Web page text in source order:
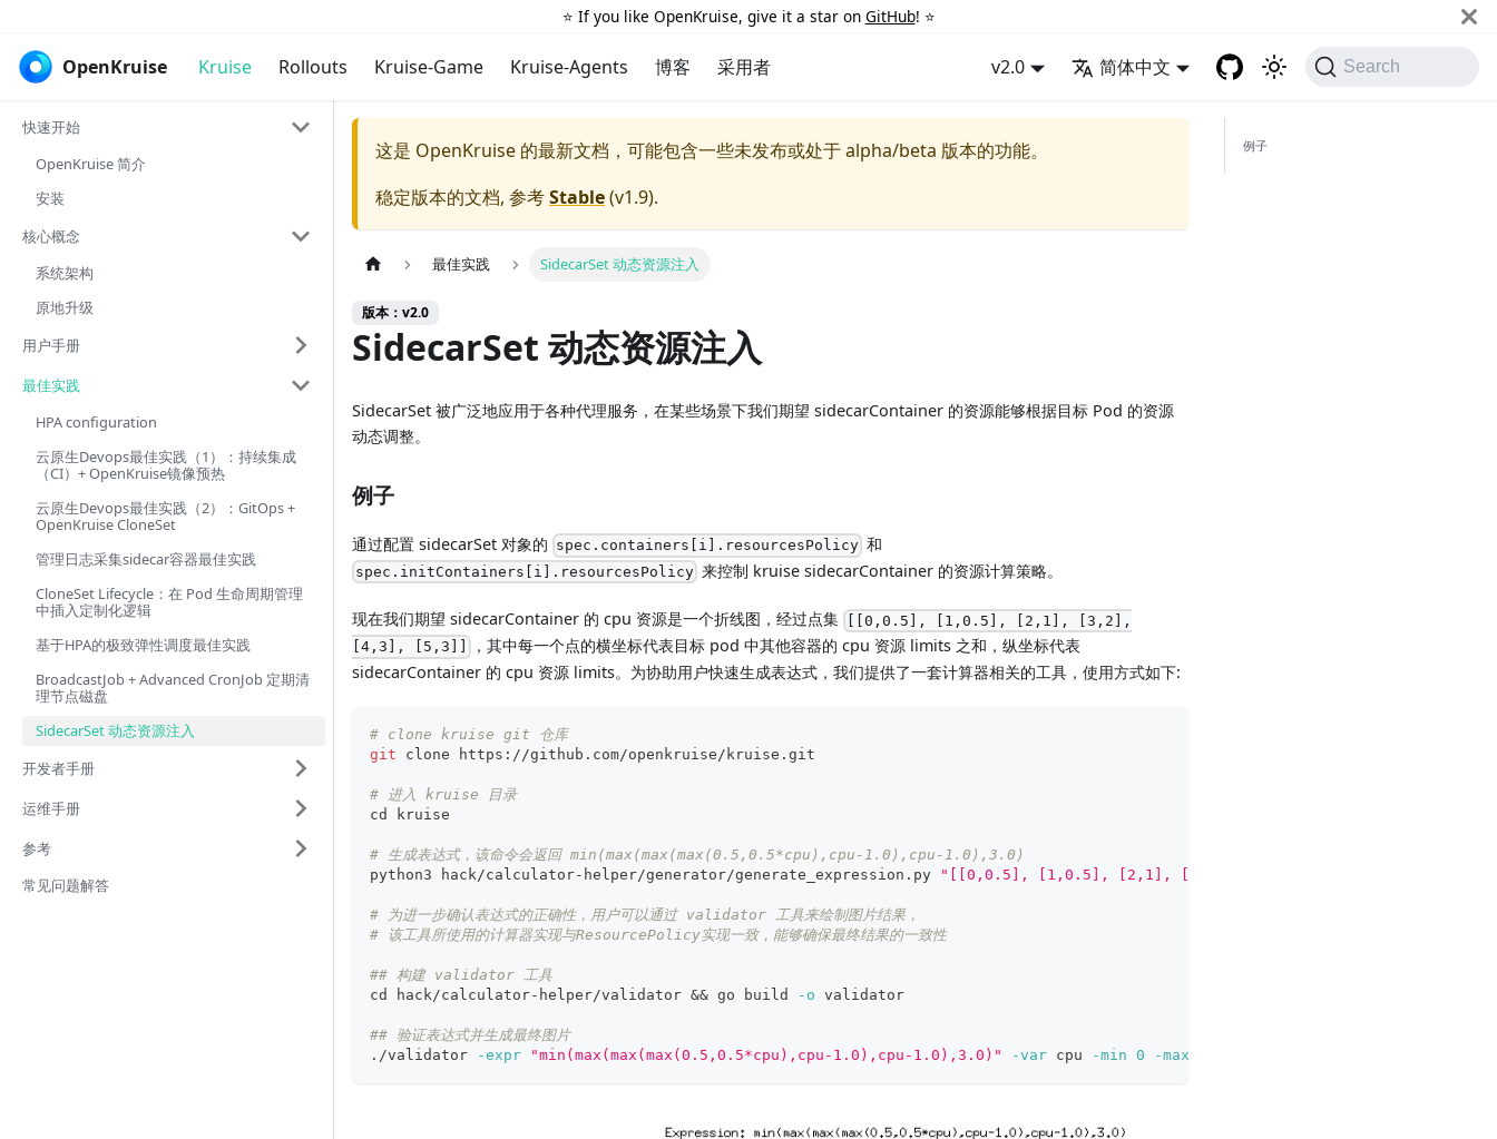
⭐️ If you like OpenKruise, give it a star on GitHub! ⭐️
OpenKruise Kruise Rollouts Kruise-Game Kruise-Agents 博客 采用者 v2.0 简体中文 Search
快速开始
OpenKruise 简介
安装
核心概念
系统架构
原地升级
用户手册
最佳实践
HPA configuration
云原生Devops最佳实践（1）：持续集成
（CI）+ OpenKruise镜像预热
云原生Devops最佳实践（2）：GitOps +
OpenKruise CloneSet
管理日志采集sidecar容器最佳实践
CloneSet Lifecycle：在 Pod 生命周期管理
中插入定制化逻辑
基于HPA的极致弹性调度最佳实践
BroadcastJob + Advanced CronJob 定期清
理节点磁盘
SidecarSet 动态资源注入
开发者手册
运维手册
参考
常见问题解答
这是 OpenKruise 的最新文档，可能包含一些未发布或处于 alpha/beta 版本的功能。
稳定版本的文档, 参考Stable(v1.9).
最佳实践 SidecarSet 动态资源注入
版本：v2.0
SidecarSet 动态资源注入
SidecarSet 被广泛地应用于各种代理服务，在某些场景下我们期望 sidecarContainer 的资源能够根据目标 Pod 的资源
动态调整。
例子
通过配置 sidecarSet 对象的 spec.containers[i].resourcesPolicy 和
spec.initContainers[i].resourcesPolicy 来控制 kruise sidecarContainer 的资源计算策略。
现在我们期望 sidecarContainer 的 cpu 资源是一个折线图，经过点集
[[0,0.5], [1,0.5], [2,1], [3,2],
[4,3], [5,3]]
，其中每一个点的横坐标代表目标 pod 中其他容器的 cpu 资源 limits 之和，纵坐标代表
sidecarContainer 的 cpu 资源 limits。为协助用户快速生成表达式，我们提供了一套计算器相关的工具，使用方式如下:
# clone kruise git 仓库
git clone https://github.com/openkruise/kruise.git
# 进入 kruise 目录
cd
kruise
# 生成表达式，该命令会返回 min(max(max(max(0.5,0.5*cpu),cpu-1.0),cpu-1.0),3.0)
python3 hack/calculator-helper/generator/generate_expression.py
"[[0,0.5], [1,0.5], [2,1], [3,2], [4,3], [5,3]]"
# 为进一步确认表达式的正确性，用户可以通过 validator 工具来绘制图片结果，
# 该工具所使用的计算器实现与ResourcePolicy实现一致，能够确保最终结果的一致性
## 构建 validator 工具
cd
hack/calculator-helper/validator && go build -o validator
## 验证表达式并生成最终图片
./validator
-expr "min(max(max(max(0.5,0.5*cpu),cpu-1.0),cpu-1.0),3.0)" -var cpu -min 0 -max
例子